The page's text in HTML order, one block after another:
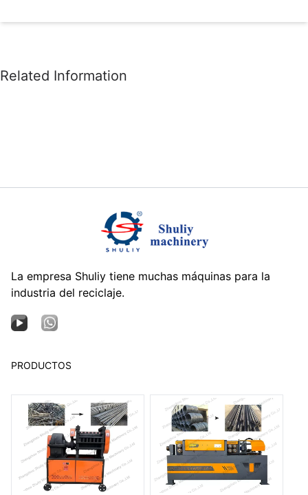
La empresa Shuliy tiene muchas máquinas para la
industria del reciclaje.
PRODUCTOS